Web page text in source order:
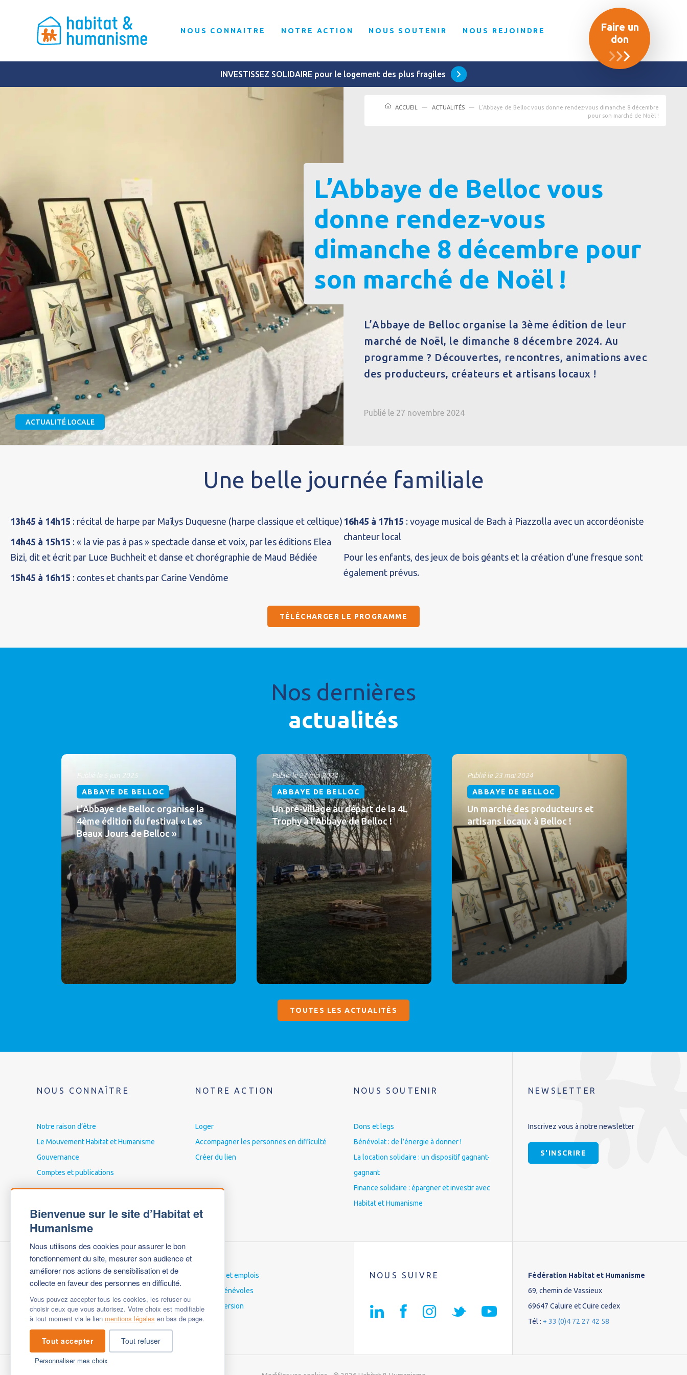
Bienvenue sur le site d’Habitat et
Humanisme
Nous utilisons des cookies pour assurer le bon
fonctionnement du site, mesurer son audience et
améliorer nos actions de sensibilisation et de
collecte en faveur des personnes en difficulté.
Vous pouvez accepter tous les cookies, les refuser ou
choisir ceux que vous autorisez. Votre choix est modifiable
à tout moment via le lien mentions légales en bas de page.
Tout accepter Tout refuser
Personnaliser mes choix
NOUS CONNAITRE NOTRE ACTION NOUS SOUTENIR NOUS REJOINDRE
Faire un
don
INVESTISSEZ SOLIDAIRE pour le logement des plus fragiles
ACTUALITÉ LOCALE
ACCUEIL ACTUALITÉS
L’Abbaye de Belloc vous donne rendez-vous dimanche 8 décembre
pour son marché de Noël !
L’Abbaye de Belloc vous
donne rendez-vous
dimanche 8 décembre pour
son marché de Noël !
L’Abbaye de Belloc organise la 3ème édition de leur
marché de Noël, le dimanche 8 décembre 2024. Au
programme ? Découvertes, rencontres, animations avec
des producteurs, créateurs et artisans locaux !
Publié le 27 novembre 2024
Une belle journée familiale
13h45 à 14h15 : récital de harpe par Maïlys Duquesne (harpe classique et celtique)
14h45 à 15h15 : « la vie pas à pas » spectacle danse et voix, par les éditions Elea
Bizi, dit et écrit par Luce Buchheit et danse et chorégraphie de Maud Bédiée
15h45 à 16h15 : contes et chants par Carine Vendôme
16h45 à 17h15 : voyage musical de Bach à Piazzolla avec un accordéoniste
chanteur local
Pour les enfants, des jeux de bois géants et la création d’une fresque sont
également prévus.
TÉLÉCHARGER LE PROGRAMME
Nos dernières
actualités
Publié le 5 juin 2025
ABBAYE DE BELLOC
L’Abbaye de Belloc organise la
4ème édition du festival « Les
Beaux Jours de Belloc »
Publié le 27 mai 2024
ABBAYE DE BELLOC
Un pré-village au départ de la 4L
Trophy à l’Abbaye de Belloc !
Publié le 23 mai 2024
ABBAYE DE BELLOC
Un marché des producteurs et
artisans locaux à Belloc !
TOUTES LES ACTUALITÉS
NOUS CONNAÎTRE
Notre raison d’être
Le Mouvement Habitat et Humanisme
Gouvernance
Comptes et publications
NOTRE ACTION
Loger
Accompagner les personnes en difficulté
Créer du lien
NOUS SOUTENIR
Dons et legs
Bénévolat : de l’énergie à donner !
La location solidaire : un dispositif gagnant-
gagnant
Finance solidaire : épargner et investir avec
Habitat et Humanisme
NEWSLETTER
Inscrivez vous à notre newsletter
S'INSCRIRE
Nous contacter
Mentions légales
Questions fréquentes
Carrières et emplois
Espace bénévoles
English version
NOUS SUIVRE
Fédération Habitat et Humanisme
69, chemin de Vassieux
69647 Caluire et Cuire cedex
Tél : + 33 (0)4 72 27 42 58